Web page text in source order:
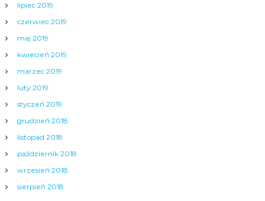
lipiec 2019
czerwiec 2019
maj 2019
kwiecień 2019
marzec 2019
luty 2019
styczeń 2019
grudzień 2018
listopad 2018
październik 2018
wrzesień 2018
sierpień 2018